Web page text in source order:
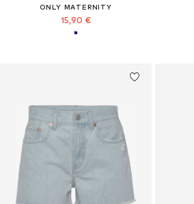
ONLY MATERNITY
15,90 €